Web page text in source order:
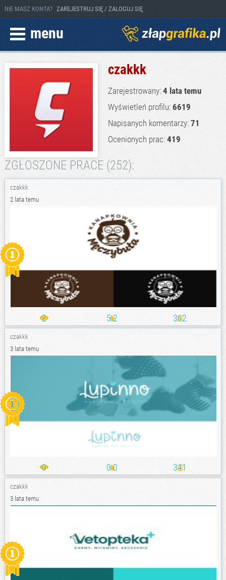
NIE MASZ KONTA? ZAREJESTRUJ SIĘ / ZALOGUJ SIĘ
menu
czakkk
Zarejestrowany: 4 lata temu
Wyświetleń profilu: 6619
Napisanych komentarzy: 71
Ocenionych prac: 419
ZGŁOSZONE PRACE (252):
czakkk
2 lata temu
2 5.2 362
czakkk
3 lata temu
0 0.0 341
czakkk
3 lata temu